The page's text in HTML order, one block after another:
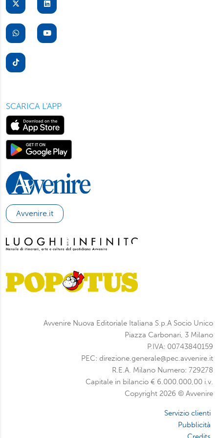
suo dispositivo. Potrà modificare in ogni momento le sue
presente in ogni pagina del nostro sito. Per maggior
informazioni sul trattamento dei suoi dati visiti la nostra
informativa privacy
SCARICA L'APP
Avvenire.it
Avvenire Nuova Editoriale Italiana S.p.A Socio Unico
Piazza Carbonari, 3 Milano
P.IVA: 00743840159
PEC: direzione.generale@pec.avvenire.it
R.E.A. Milano Numero: 729278
Capitale in bilancio € 6.000.000,00 i.v.
Copyright 2026 © Avvenire
Servizio clienti
Pubblicità